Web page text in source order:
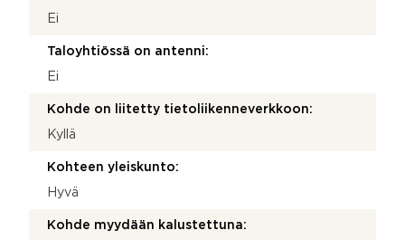
Ei
Taloyhtiössä on antenni:
Ei
Kohde on liitetty tietoliikenneverkkoon:
Kyllä
Kohteen yleiskunto:
Hyvä
Kohde myydään kalustettuna: